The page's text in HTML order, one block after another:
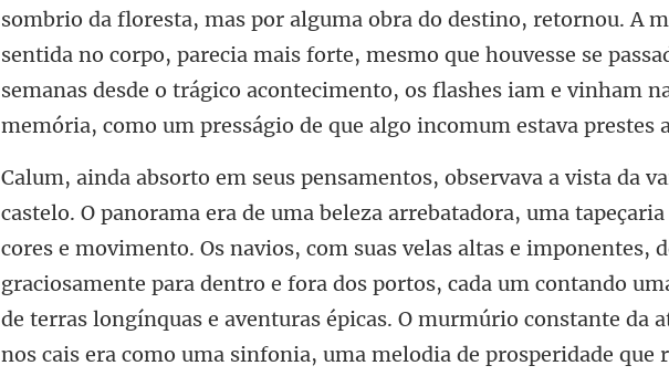
imento. Os navios, com suas velas altas e imponentes,
graciosamente para dentro e fora dos portos, cada um contando
de terras longínqua